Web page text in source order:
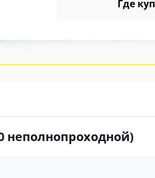
Где
неполнопроходной)